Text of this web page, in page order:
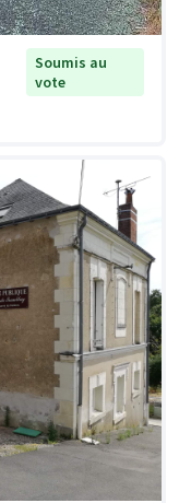
Soumis au
vote